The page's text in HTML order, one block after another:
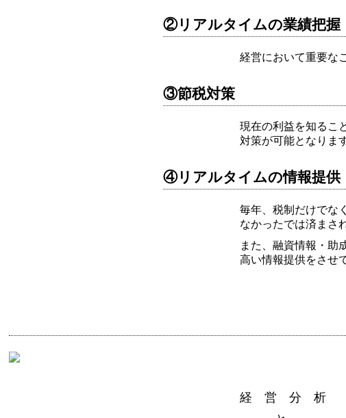
②リアルタイムの業績把握
経営において重要な
③節税対策
現在の利益を知るこ
対策が可能となります
④リアルタイムの情報提供
毎年、税制だけでな
なかったでは済まさ
また、融資情報・助
高い情報提供をさせ
経 営 分 析